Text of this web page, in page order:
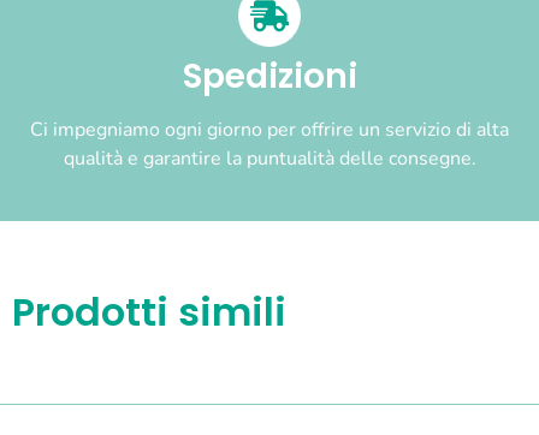
Spedizioni
Ci impegniamo ogni giorno per offrire un servizio di alta
qualità e garantire la puntualità delle consegne.
Prodotti simili